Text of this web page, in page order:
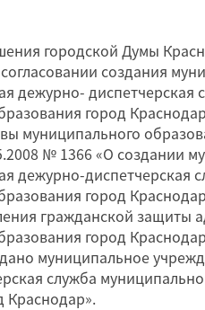
городской Думы
создания
дежурно- диспетчерская
город
муниципального
№ 1366 «О создании
дежурно-диспетчерская
город
гражданской защиты
город
муниципальное
служба
Краснодар».